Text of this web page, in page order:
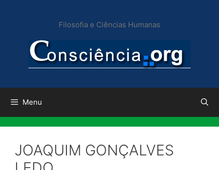
conteúdo
Filosofia e Ciências Humanas
Menu
JOAQUIM GONÇALVES